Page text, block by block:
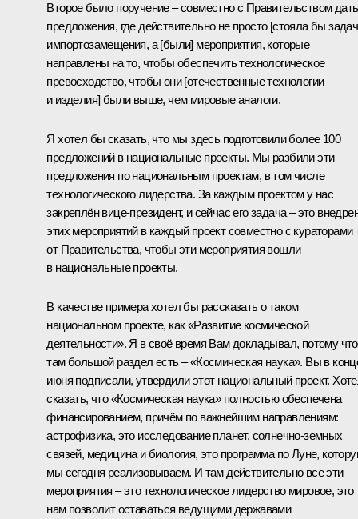
Второе было поручение – совместно с Правительством дать
предложения, где действительно не просто [стояла бы
импортозамещения, а [были] мероприятия, которые
направлены на то, чтобы обеспечить технологическое
превосходство, чтобы они [отечественные технологии
и изделия] были выше, чем мировые аналоги.
Я хотел бы сказать, что мы здесь подготовили более 100
предложений в национальные проекты. Мы разбили эти
предложения по национальным проектам, в том числе
технологического лидерства. За каждым проектом у нас
закреплён вице-президент, и сейчас его задача – это
этих мероприятий в каждый проект совместно с кураторами
от Правительства, чтобы эти мероприятия вошли
в национальные проекты.
В качестве примера хотел бы рассказать о таком
национальном проекте, как «Развитие космической
деятельности». Я в своё время Вам докладывал, потому что
там большой раздел есть – «Космическая наука». Вы в
июня подписали, утвердили этот национальный проект.
сказать, что «Космическая наука» полностью обеспечена
финансированием, причём по важнейшим направлениям:
астрофизика, это исследование планет, солнечно-земных
связей, медицина и биология, это программа по Луне,
мы сегодня реализовываем. И там действительно все эти
мероприятия – это технологическое лидерство мировое, это
нам позволит оставаться ведущими державами